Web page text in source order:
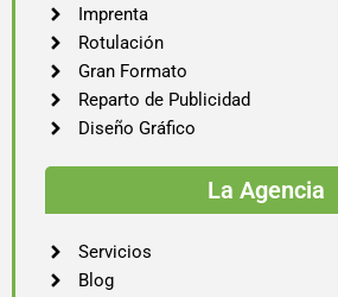
Imprenta
Rotulación
Gran Formato
Reparto de Publicidad
Diseño Gráfico
La Agencia
Servicios
Blog